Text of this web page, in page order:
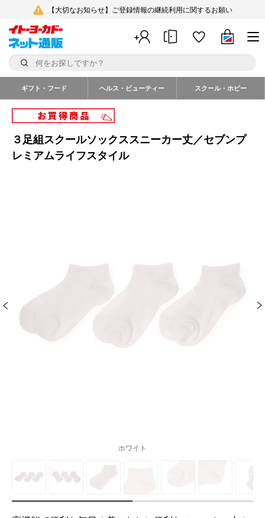
【大切なお知らせ】ご登録情報の継続利用に関するお願い
ギフト・フード ヘルス・ビューティー スクール・ホビー
３足組スクールソックススニーカー丈／セブンプ
レミアムライフスタイル
ホワイト